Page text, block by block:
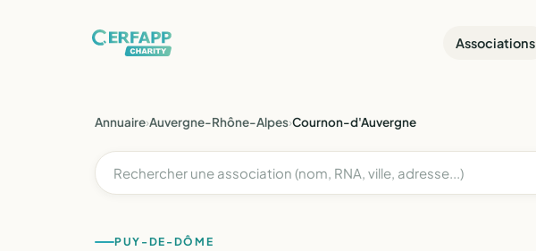
Associations
Annuaire›Auvergne-Rhône-Alpes›Cournon-d'Auvergne
PUY-DE-DÔME